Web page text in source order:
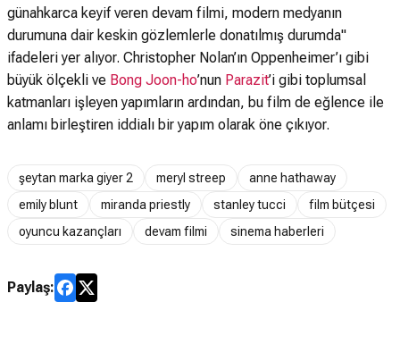
günahkarca keyif veren devam filmi, modern medyanın
durumuna dair keskin gözlemlerle donatılmış durumda"
ifadeleri yer alıyor. Christopher Nolan’ın Oppenheimer’ı gibi
büyük ölçekli ve Bong Joon-ho’nun Parazit’i gibi toplumsal
katmanları işleyen yapımların ardından, bu film de eğlence ile
anlamı birleştiren iddialı bir yapım olarak öne çıkıyor.
şeytan marka giyer 2 meryl streep
anne hathaway
emily blunt
miranda priestly stanley tucci
film bütçesi
oyuncu kazançları
devam filmi sinema haberleri
Paylaş: